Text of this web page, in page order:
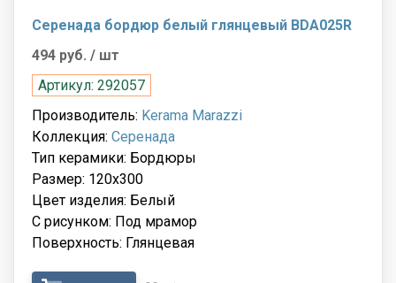
Серенада бордюр белый глянцевый BDA025R
494 руб. / шт
Артикул: 292057
Производитель: Kerama Marazzi
Коллекция: Серенада
Тип керамики: Бордюры
Размер: 120x300
Цвет изделия: Белый
С рисунком: Под мрамор
Поверхность: Глянцевая